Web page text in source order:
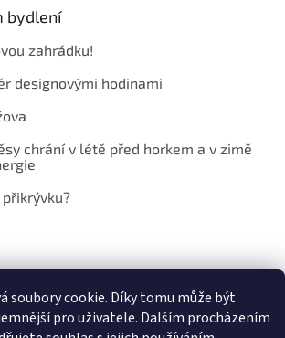
soubory cookie. Díky tomu může být
pro uživatele. Dalším procházením
bydlení
zahrádku!
designovými hodinami
chrání v létě před horkem a v zimě